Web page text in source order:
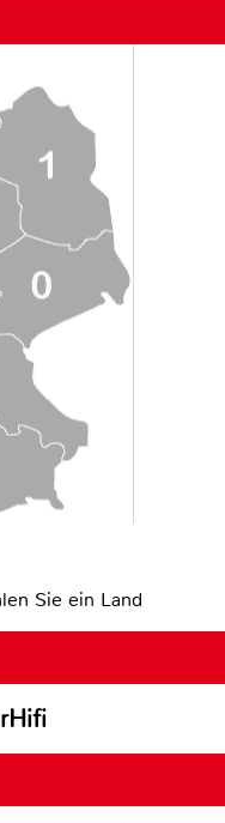
Sie ein Land